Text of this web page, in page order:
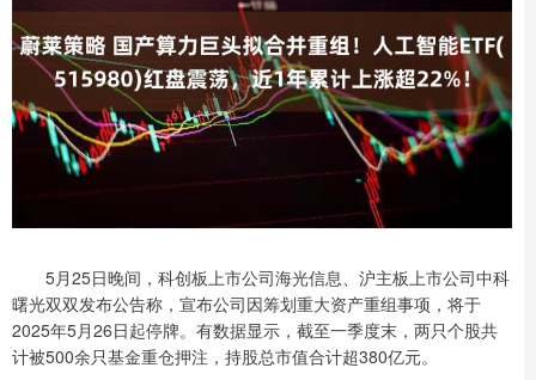
5月25日晚间，科创板上市公司海光信息、沪主板上市公司中科
曙光双双发布公告称，宣布公司因筹划重大资产重组事项，将于
2025年5月26日起停牌。有数据显示，截至一季度末，两只个股共
计被500余只基金重仓押注，持股总市值合计超380亿元。